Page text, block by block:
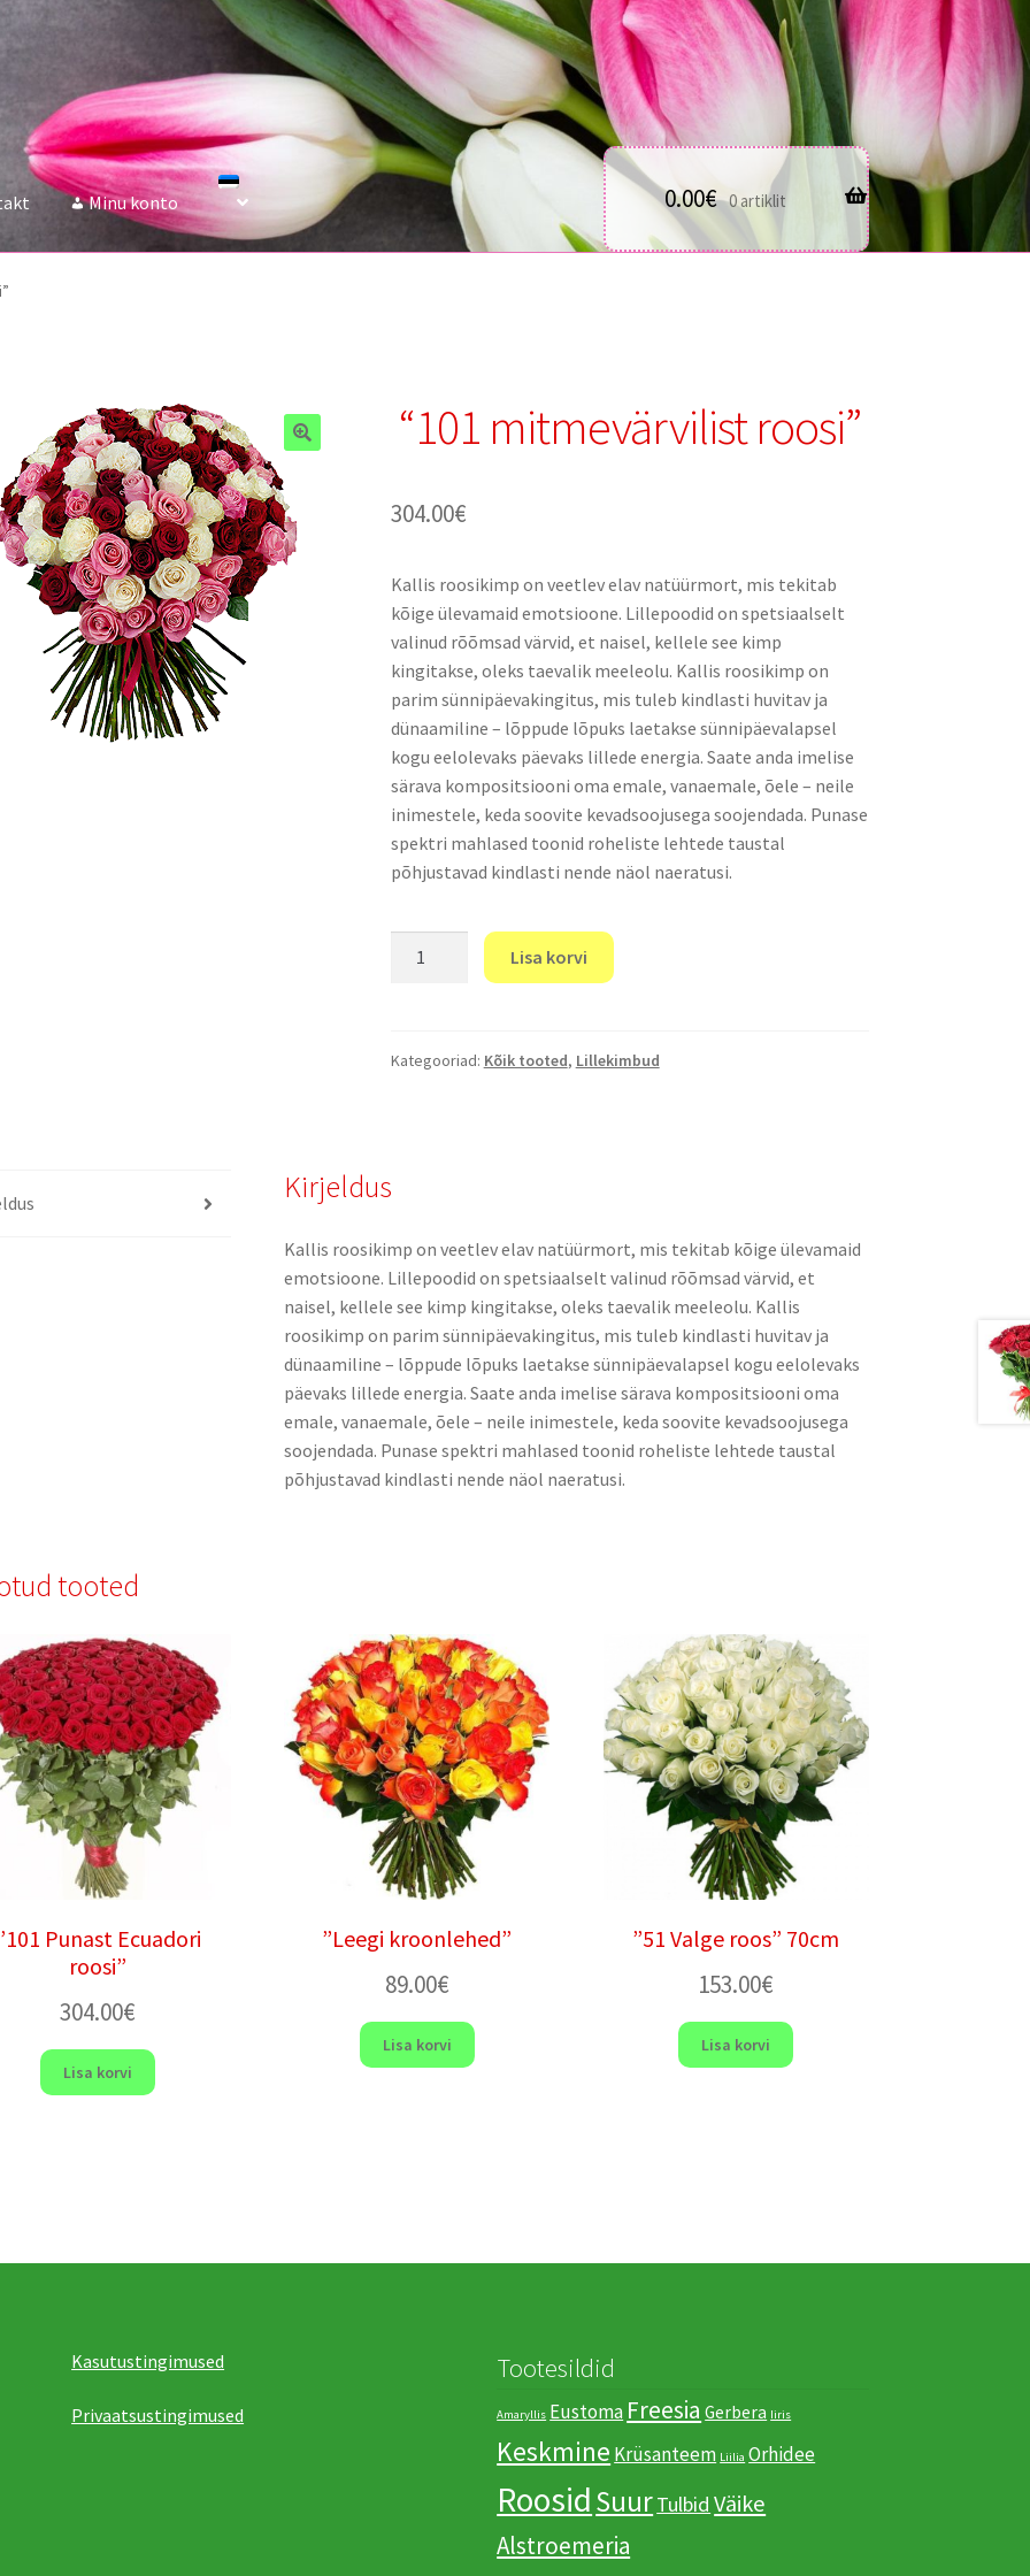
Minu konto 0.00€ 0 artiklit
“101 mitmevärvilist roosi”
304.00€
Kallis roosikimp on veetlev elav natüürmort, mis tekitab
kõige ülevamaid emotsioone. Lillepoodid on spetsiaalselt
valinud rõõmsad värvid, et naisel, kellele see kimp
kingitakse, oleks taevalik meeleolu. Kallis roosikimp on
parim sünnipäevakingitus, mis tuleb kindlasti huvitav ja
dünaamiline – lõppude lõpuks laetakse sünnipäevalapsel
kogu eelolevaks päevaks lillede energia. Saate anda imelise
särava kompositsiooni oma emale, vanaemale, õele – neile
inimestele, keda soovite kevadsoojusega soojendada. Punase
spektri mahlased toonid roheliste lehtede taustal
põhjustavad kindlasti nende näol naeratusi.
mitmevärvilist
Lisa korvi
Kategooriad: Kõik tooted, Lillekimbud
Kirjeldus
Kallis roosikimp on veetlev elav natüürmort, mis tekitab kõige ülevamaid
emotsioone. Lillepoodid on spetsiaalselt valinud rõõmsad värvid, et
naisel, kellele see kimp kingitakse, oleks taevalik meeleolu. Kallis
roosikimp on parim sünnipäevakingitus, mis tuleb kindlasti huvitav ja
dünaamiline – lõppude lõpuks laetakse sünnipäevalapsel kogu eelolevaks
päevaks lillede energia. Saate anda imelise särava kompositsiooni oma
emale, vanaemale, õele – neile inimestele, keda soovite kevadsoojusega
soojendada. Punase spektri mahlased toonid roheliste lehtede taustal
põhjustavad kindlasti nende näol naeratusi.
tooted
Punast Ecuadori
roosi”
304.00€
Lisa korvi
”Leegi kroonlehed”
89.00€
Lisa korvi
”51 Valge roos” 70cm
153.00€
Lisa korvi
Kasutustingimused
Privaatsustingimused
Tootesildid
Amaryllis Eustoma Freesia Gerbera Iiris
Keskmine Krüsanteem Liilia Orhidee
RoosidSuurTulbid Väike
Аlstroemeria